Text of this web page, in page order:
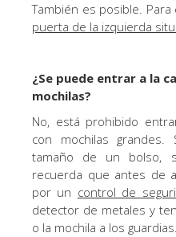
También es posible.
puerta de la izquierda
¿Se puede entrar a la
mochilas?
No, está prohibido
con mochilas
tamaño de un bolso,
recuerda que antes de
por un control de
detector de metales y
o la mochila a los guardias.